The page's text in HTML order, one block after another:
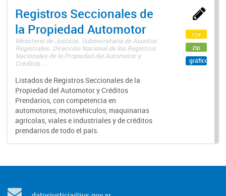
Registros Seccionales de
la Propiedad Automotor
Ministerio de Justicia. Subsecretaría de Asuntos
Registrales. Dirección Nacional de los Registros
Nacionales de la Propiedad del Automotor y
Créditos ...
Listados de Registros Seccionales de la
Propiedad del Automotor y Créditos
Prendarios, con competencia en
automotores, motovehículos, maquinarias
agrícolas, viales e industriales y de créditos
prendarios de todo el país.
csv
zip
gráfico